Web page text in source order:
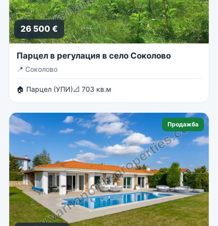
26 500 €
Парцел в регулация в село Соколово
📍 Соколово
🏠 Парцел (УПИ)📐 703 кв.м
Продажба